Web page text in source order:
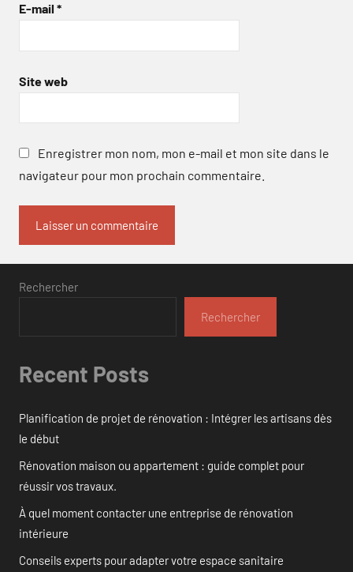
E-mail *
Site web
Enregistrer mon nom, mon e-mail et mon site dans le
navigateur pour mon prochain commentaire.
Rechercher
Rechercher
Recent Posts
Planification de projet de rénovation : Intégrer les artisans dès
le début
Rénovation maison ou appartement : guide complet pour
réussir vos travaux.
À quel moment contacter une entreprise de rénovation
intérieure
Conseils experts pour adapter votre espace sanitaire